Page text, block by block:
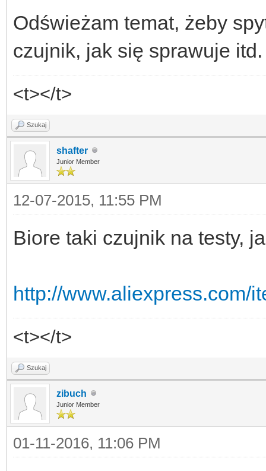
Odświeżam temat, żeby
czujnik, jak się sprawuje itd.
<t></t>
Szukaj
shafter
Junior Member
12-07-2015, 11:55 PM
Biore taki czujnik na testy,
http://www.aliexpress.com/
<t></t>
Szukaj
zibuch
Junior Member
01-11-2016, 11:06 PM